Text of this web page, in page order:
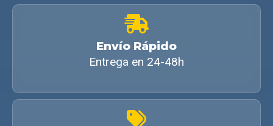
Envío Rápido
Entrega en 24-48h